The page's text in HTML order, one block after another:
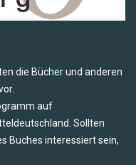
die Bücher und anderen
auf
Sollten
Buches interessiert sein,